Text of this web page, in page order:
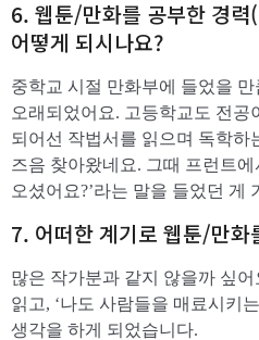
6. 웹툰/만화를 공부한 경력
어떻게 되시나요?
중학교 시절 만화부에 들었을
오래되었어요. 고등학교도 전공
되어선 작법서를 읽으며 독학하
즈음 찾아왔네요. 그때 프런트
오셨어요?’라는 말을 들었던 게
​7. 어떠한 계기로 웹툰/만화
많은 작가분과 같지 않을까 싶
읽고, ‘나도 사람들을 매료시키
생각을 하게 되었습니다.